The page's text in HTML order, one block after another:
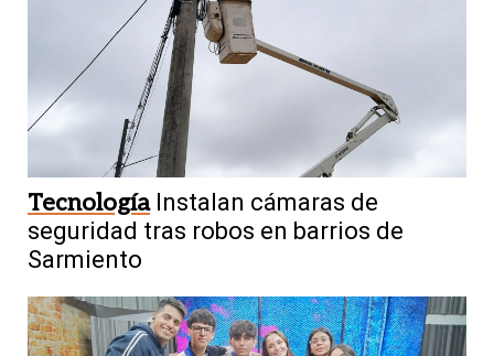
Tecnología Instalan cámaras de
seguridad tras robos en barrios de
Sarmiento